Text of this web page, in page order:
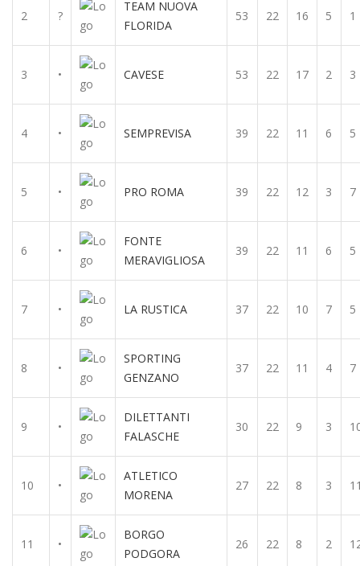
2 ?
TEAM NUOVA
FLORIDA
53 22 16 5 1
3 • CAVESE 53 22 17 2 3
4 • SEMPREVISA 39 22 11 6 5
5 • PRO ROMA 39 22 12 3 7
6 •
FONTE
MERAVIGLIOSA
39 22 11 6 5
7 • LA RUSTICA 37 22 10 7 5
8 •
SPORTING
GENZANO
37 22 11 4 7
9 •
DILETTANTI
FALASCHE
30 22 9 3
10 •
ATLETICO
MORENA
27 22 8 3
11 •
BORGO
PODGORA
26 22 8 2